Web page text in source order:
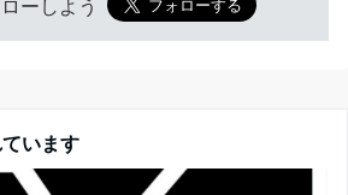
ーしよう
います